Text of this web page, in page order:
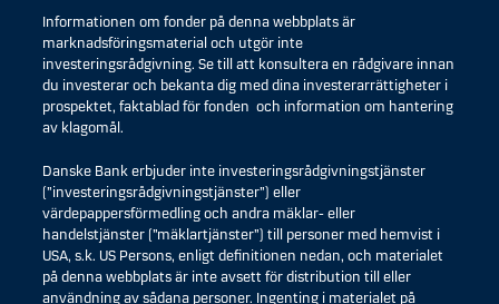
Informationen om fonder på denna webbplats är
marknadsföringsmaterial och utgör inte
investeringsrådgivning. Se till att konsultera en rådgivare innan
du investerar och bekanta dig med dina investerarrättigheter i
prospektet, faktablad för fonden och information om hantering
av klagomål.
Danske Bank erbjuder inte investeringsrådgivningstjänster
(”investeringsrådgivningstjänster”) eller
värdepappersförmedling och andra mäklar- eller
handelstjänster (”mäklartjänster”) till personer med hemvist i
USA, s.k. US Persons, enligt definitionen nedan, och materialet
på denna webbplats är inte avsett för distribution till eller
användning av sådana personer. Ingenting i materialet på